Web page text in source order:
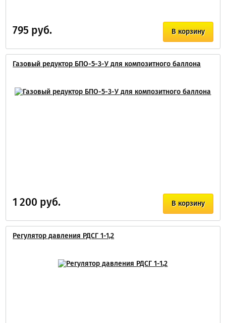
В корзину
795 руб.
Газовый редуктор БПО-5-3-У для композитного баллона
В корзину
1 200 руб.
Регулятор давления РДСГ 1-1,2